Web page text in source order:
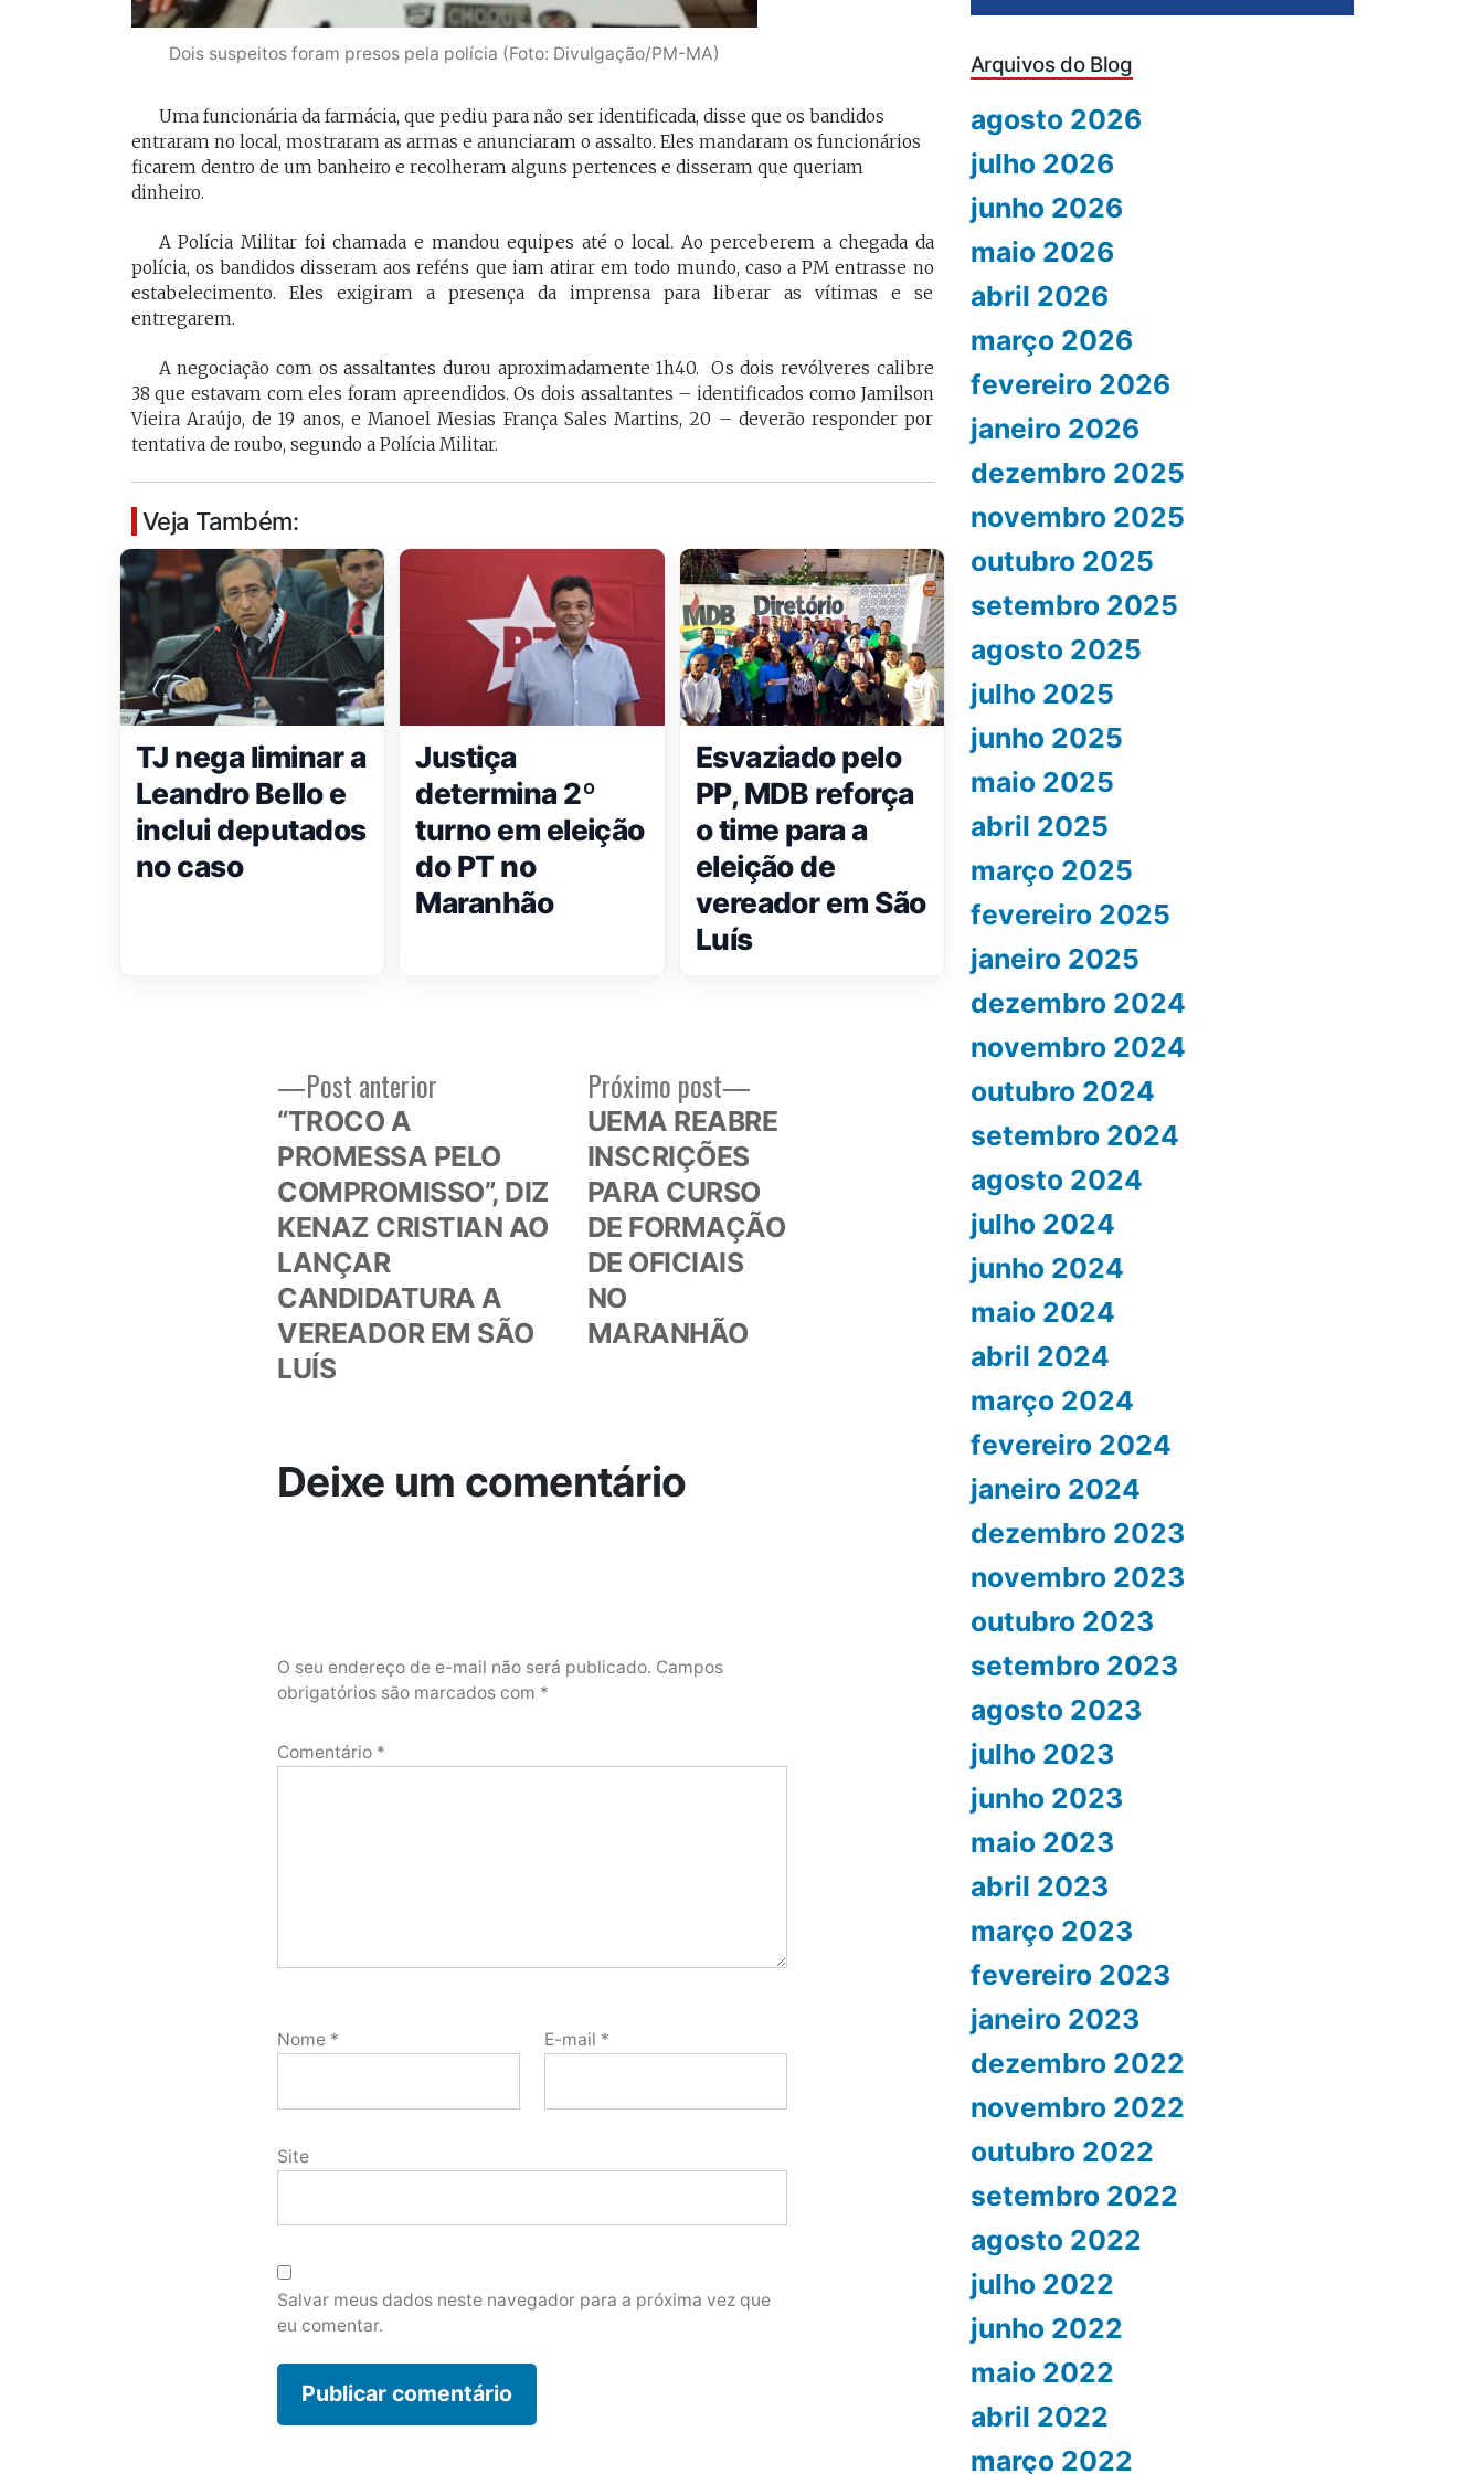
Dois suspeitos foram presos pela polícia (Foto: Divulgação/PM-MA)
Uma funcionária da farmácia, que pediu para não ser identificada, disse que os bandidos
entraram no local, mostraram as armas e anunciaram o assalto. Eles mandaram os funcionários
ficarem dentro de um banheiro e recolheram alguns pertences e disseram que queriam
dinheiro.
A Polícia Militar foi chamada e mandou equipes até o local. Ao perceberem a chegada da
polícia, os bandidos disseram aos reféns que iam atirar em todo mundo, caso a PM entrasse no
estabelecimento. Eles exigiram a presença da imprensa para liberar as vítimas e se
entregarem.
A negociação com os assaltantes durou aproximadamente 1h40. Os dois revólveres calibre
38 que estavam com eles foram apreendidos. Os dois assaltantes – identificados como Jamilson
Vieira Araújo, de 19 anos, e Manoel Mesias França Sales Martins, 20 – deverão responder por
tentativa de roubo, segundo a Polícia Militar.
Veja Também:
TJ nega liminar a
Leandro Bello e
inclui deputados
no caso
Justiça
determina 2º
turno em eleição
do PT no
Maranhão
Esvaziado pelo
PP, MDB reforça
o time para a
eleição de
vereador em São
Luís
Navegação
Post anterior
“TROCO A
PROMESSA PELO
COMPROMISSO”, DIZ
KENAZ CRISTIAN AO
LANÇAR
CANDIDATURA A
VEREADOR EM SÃO
LUÍS
Próximo post
Próximo
post:
UEMA REABRE
INSCRIÇÕES
PARA CURSO
DE FORMAÇÃO
DE OFICIAIS
NO
MARANHÃO
Deixe um comentário
O seu endereço de e-mail não será publicado. Campos
obrigatórios são marcados com *
Comentário *
Nome * E-mail *
Site
Salvar meus dados neste navegador para a próxima vez que
eu comentar.
Arquivos do Blog
agosto 2026
julho 2026
junho 2026
maio 2026
abril 2026
março 2026
fevereiro 2026
janeiro 2026
dezembro 2025
novembro 2025
outubro 2025
setembro 2025
agosto 2025
julho 2025
junho 2025
maio 2025
abril 2025
março 2025
fevereiro 2025
janeiro 2025
dezembro 2024
novembro 2024
outubro 2024
setembro 2024
agosto 2024
julho 2024
junho 2024
maio 2024
abril 2024
março 2024
fevereiro 2024
janeiro 2024
dezembro 2023
novembro 2023
outubro 2023
setembro 2023
agosto 2023
julho 2023
junho 2023
maio 2023
abril 2023
março 2023
fevereiro 2023
janeiro 2023
dezembro 2022
novembro 2022
outubro 2022
setembro 2022
agosto 2022
julho 2022
junho 2022
maio 2022
abril 2022
março 2022